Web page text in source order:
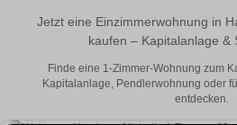
Jetzt eine Einzimmerwohnung in
kaufen – Kapitalanlage &
Finde eine 1-Zimmer-Wohnung zum
Kapitalanlage, Pendlerwohnung oder
entdecken.